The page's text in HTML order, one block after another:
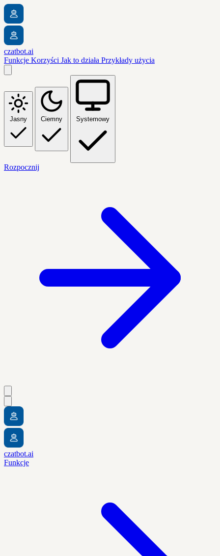
czatbot.ai
Funkcje Korzyści Jak to działa Przykłady użycia
Jasny Ciemny Systemowy
Rozpocznij
czatbot.ai
Funkcje